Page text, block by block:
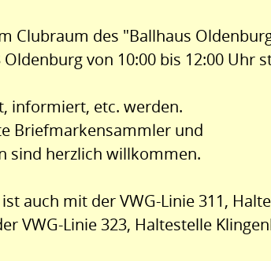
Clubraum des "Ballhaus
von 10:00 bis 12:00 Uhr
informiert, etc. werden.
Briefmarkensammler und
sind herzlich willkommen.
auch mit der VWG-Linie 311,
VWG-Linie 323, Haltestelle